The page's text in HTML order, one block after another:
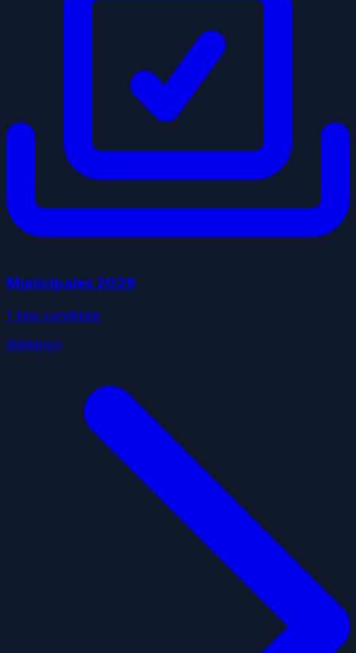
Municipales 2026
1 liste candidate
datagouv